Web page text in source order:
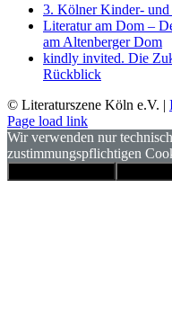
3. Kölner Kinder- und
Literatur am Dom –
am Altenberger Dom
kindly invited. Die
Rückblick
© Literaturszene Köln e.V. |
Page load link
Wir verwenden nur
zustimmungspflichtigen